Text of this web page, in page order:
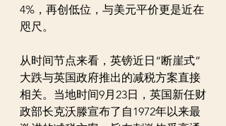
4%，再创低位，与美元平价更是近在
咫尺。
从时间节点来看，英镑近日“断崖式”
大跌与英国政府推出的减税方案直接
相关。当地时间9月23日，英国新任财
政部长克沃滕宣布了自1972年以来最